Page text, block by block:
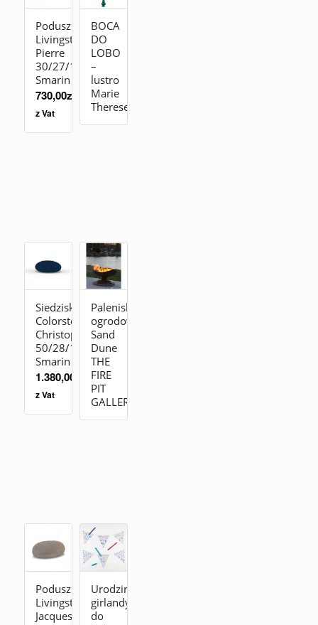
Poduszka
Livingstones
Pierre
30/27/19
Smarin
730,00zł
z Vat
BOCA
DO
LOBO
–
lustro
Marie
Therese
Siedzisko
Colorstones
Christophe
50/28/19
Smarin
1.380,00
z Vat
Palenisko
ogrodowe
Sand
Dune
THE
FIRE
PIT
GALLERY
Poduszka
Livingstones
Jacques
Urodzinowe
girlandy
do